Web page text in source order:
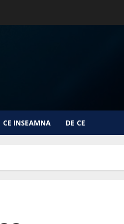
CE INSEAMNA DE CE